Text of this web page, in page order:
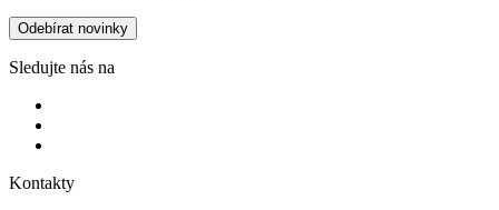
Odebírat novinky
Sledujte nás na
Kontakty